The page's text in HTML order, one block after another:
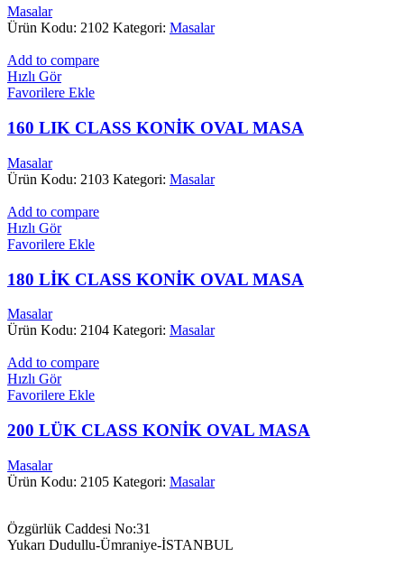
Masalar
Ürün Kodu: 2102 Kategori: Masalar
Add to compare
Hızlı Gör
Favorilere Ekle
160 LIK CLASS KONİK OVAL MASA
Masalar
Ürün Kodu: 2103 Kategori: Masalar
Add to compare
Hızlı Gör
Favorilere Ekle
180 LİK CLASS KONİK OVAL MASA
Masalar
Ürün Kodu: 2104 Kategori: Masalar
Add to compare
Hızlı Gör
Favorilere Ekle
200 LÜK CLASS KONİK OVAL MASA
Masalar
Ürün Kodu: 2105 Kategori: Masalar
Özgürlük Caddesi No:31
Yukarı Dudullu-Ümraniye-İSTANBUL